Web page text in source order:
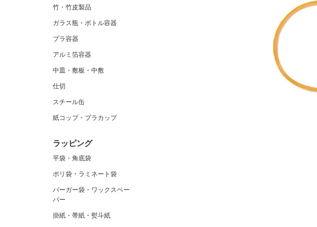
竹・竹皮製品
ガラス瓶・ボトル容器
プラ容器
アルミ箔容器
中皿・敷板・中敷
仕切
スチール缶
紙コップ・プラカップ
ラッピング
平袋・角底袋
ポリ袋・ラミネート袋
バーガー袋・ワックスペー
パー
掛紙・帯紙・熨斗紙